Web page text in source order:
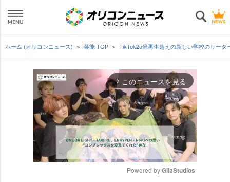
ホーム (オリコンニュース) 芸能 TOP TikTok25億再生超えの新しい学校のリー
arrow_forward_ios このニュースを見る
Powered by GliaStudios